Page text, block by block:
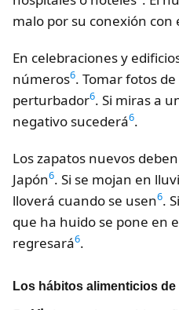
malo por su conexión
En celebraciones y
números6. Tomar fotos
perturbador6. Si miras a
negativo sucederá6.
Los zapatos nuevos
Japón6. Si se mojan en
lloverá cuando se usen6.
que ha huido se pone en
regresará6.
Los hábitos alimenticios